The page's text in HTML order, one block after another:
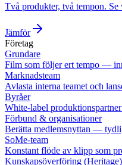
Två produkter, två tempon. Se
Jämför
Företag
Grundare
Film som följer ert tempo —
Marknadsteam
Avlasta interna teamet och
Byråer
White-label
Förbund & organisationer
Berätta medlemsnyttan —
SoMe-team
Konstant flöde av klipp som
Kunskapsöverföring (Heritage)